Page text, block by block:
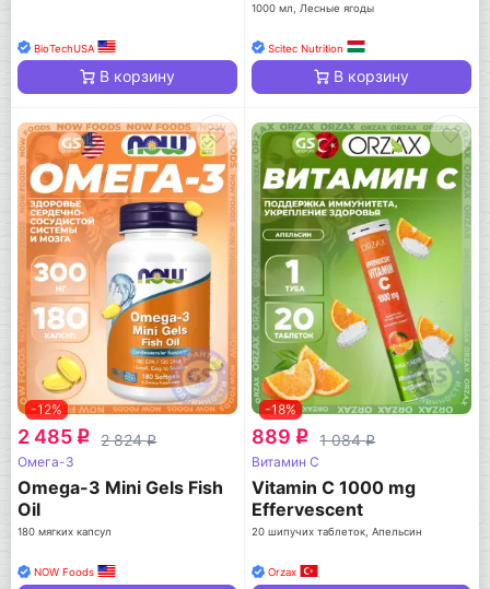
BioTechUSA
В корзину
1000 мл, Лесные ягоды
Scitec Nutrition
В корзину
-12%
2 485 q 2 824q
Омега-3
Omega-3 Mini Gels Fish
Oil
180 мягких капсул
NOW Foods
-18%
889 q 1 084q
Витамин C
Vitamin C 1000 mg
Effervescent
20 шипучих таблеток, Апельсин
Orzax